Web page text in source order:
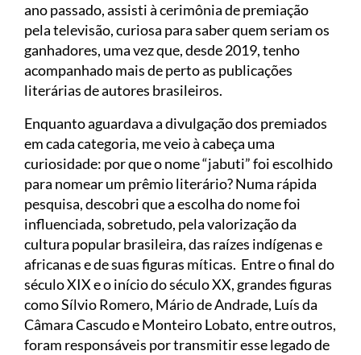
ano passado, assisti à cerimônia de premiação
pela televisão, curiosa para saber quem seriam os
ganhadores, uma vez que, desde 2019, tenho
acompanhado mais de perto as publicações
literárias de autores brasileiros.
Enquanto aguardava a divulgação dos premiados
em cada categoria, me veio à cabeça uma
curiosidade: por que o nome “jabuti” foi escolhido
para nomear um prêmio literário? Numa rápida
pesquisa, descobri que a escolha do nome foi
influenciada, sobretudo, pela valorização da
cultura popular brasileira, das raízes indígenas e
africanas e de suas figuras míticas. Entre o final do
século XIX e o início do século XX, grandes figuras
como Sílvio Romero, Mário de Andrade, Luís da
Câmara Cascudo e Monteiro Lobato, entre outros,
foram responsáveis por transmitir esse legado de